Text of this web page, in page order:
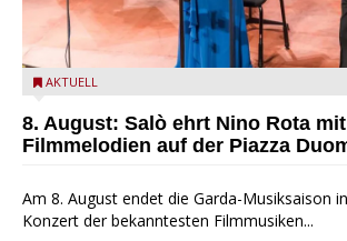
Estate Musicale del Garda: Salò ehrt Nino
AKTUELL
8. August: Salò ehrt Nino Rota
Filmmelodien auf der Piazza
Am 8. August endet die Garda-Musiksaison
Konzert der bekanntesten Filmmusiken...